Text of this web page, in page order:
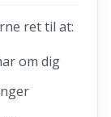
ret til at:
om dig